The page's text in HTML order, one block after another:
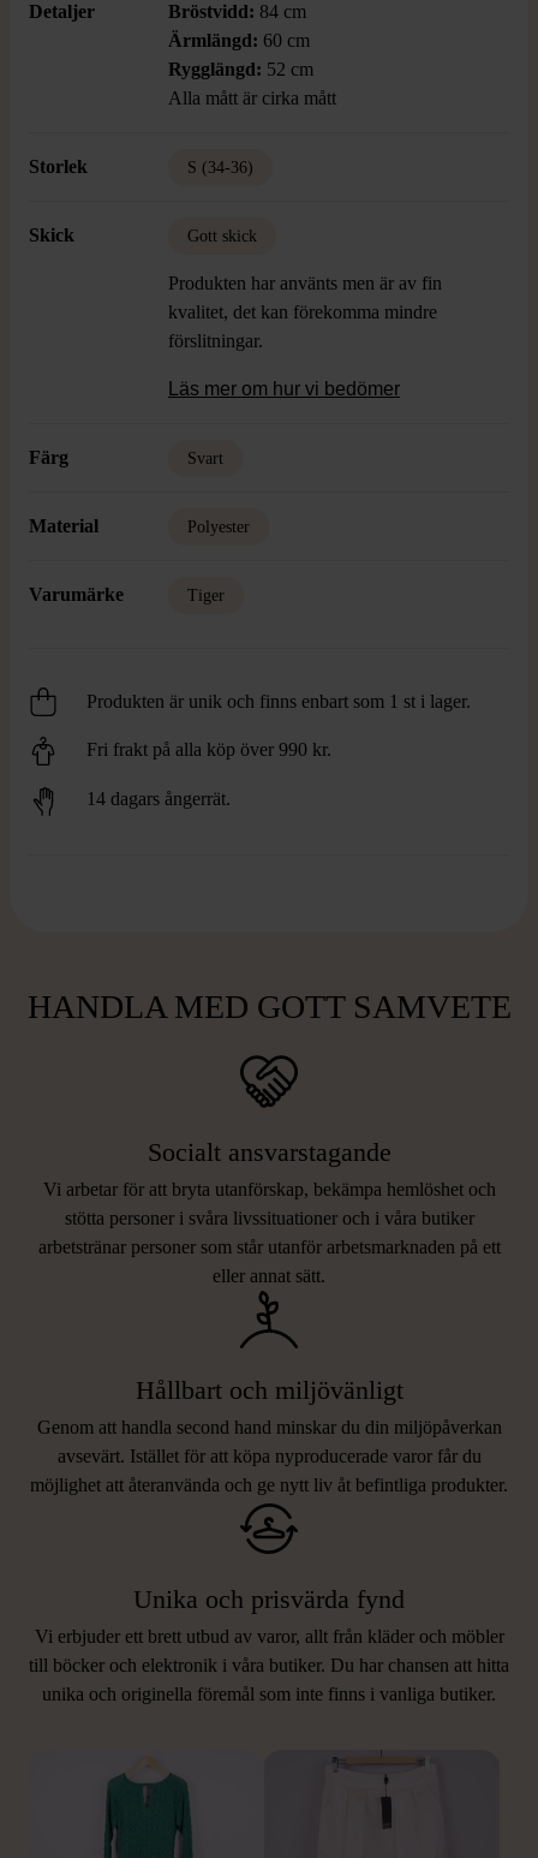
Detaljer Bröstvidd: 84 cm
Ärmlängd: 60 cm
Rygglängd: 52 cm
Alla mått är cirka mått
Storlek S (34-36)
Skick Gott skick
Produkten har använts men är av fin
kvalitet, det kan förekomma mindre
förslitningar.
Läs mer om hur vi bedömer
Färg Svart
Material Polyester
Varumärke Tiger
Produkten är unik och finns enbart som 1 st i lager.
Fri frakt på alla köp över 990 kr.
14 dagars ångerrät.
HANDLA MED GOTT SAMVETE
Socialt ansvarstagande
Vi arbetar för att bryta utanförskap, bekämpa hemlöshet och
stötta personer i svåra livssituationer och i våra butiker
arbetstränar personer som står utanför arbetsmarknaden på ett
eller annat sätt.
Hållbart och miljövänligt
Genom att handla second hand minskar du din miljöpåverkan
avsevärt. Istället för att köpa nyproducerade varor får du
möjlighet att återanvända och ge nytt liv åt befintliga produkter.
Unika och prisvärda fynd
Vi erbjuder ett brett utbud av varor, allt från kläder och möbler
till böcker och elektronik i våra butiker. Du har chansen att hitta
unika och originella föremål som inte finns i vanliga butiker.
LIKNANDE PRODUKTER
Hitta produkter som påminner om denna